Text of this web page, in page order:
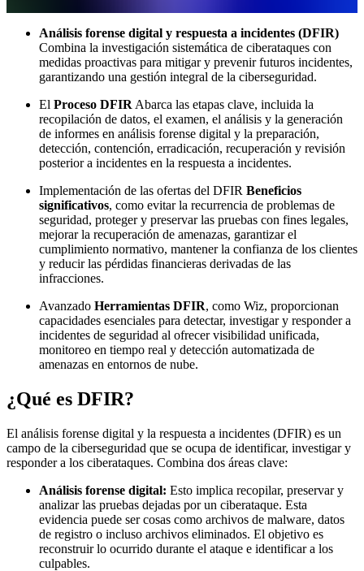
Análisis forense digital y respuesta a incidentes (DFIR)
Combina la investigación sistemática de ciberataques con
medidas proactivas para mitigar y prevenir futuros incidentes,
garantizando una gestión integral de la ciberseguridad.
El Proceso DFIR Abarca las etapas clave, incluida la
recopilación de datos, el examen, el análisis y la generación
de informes en análisis forense digital y la preparación,
detección, contención, erradicación, recuperación y revisión
posterior a incidentes en la respuesta a incidentes.
Implementación de las ofertas del DFIR Beneficios
significativos, como evitar la recurrencia de problemas de
seguridad, proteger y preservar las pruebas con fines legales,
mejorar la recuperación de amenazas, garantizar el
cumplimiento normativo, mantener la confianza de los clientes
y reducir las pérdidas financieras derivadas de las
infracciones.
Avanzado Herramientas DFIR, como Wiz, proporcionan
capacidades esenciales para detectar, investigar y responder a
incidentes de seguridad al ofrecer visibilidad unificada,
monitoreo en tiempo real y detección automatizada de
amenazas en entornos de nube.
¿Qué es DFIR?
El análisis forense digital y la respuesta a incidentes (DFIR) es un
campo de la ciberseguridad que se ocupa de identificar, investigar y
responder a los ciberataques. Combina dos áreas clave:
Análisis forense digital: Esto implica recopilar, preservar y
analizar las pruebas dejadas por un ciberataque. Esta
evidencia puede ser cosas como archivos de malware, datos
de registro o incluso archivos eliminados. El objetivo es
reconstruir lo ocurrido durante el ataque e identificar a los
culpables.